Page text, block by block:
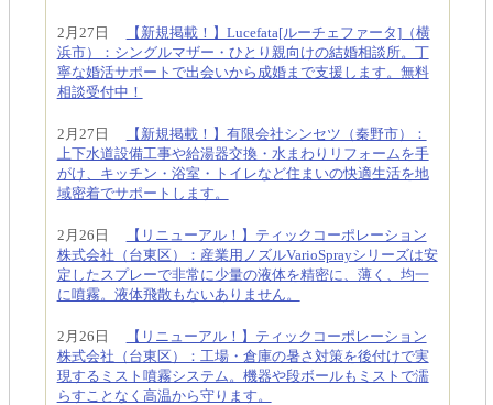
2月27日
【新規掲載！】Lucefata[ルーチェファータ]（横
浜市）：シングルマザー・ひとり親向けの結婚相談所。丁
寧な婚活サポートで出会いから成婚まで支援します。無料
相談受付中！
2月27日
【新規掲載！】有限会社シンセツ（秦野市）：
上下水道設備工事や給湯器交換・水まわりリフォームを手
がけ、キッチン・浴室・トイレなど住まいの快適生活を地
域密着でサポートします。
2月26日
【リニューアル！】ティックコーポレーション
株式会社（台東区）：産業用ノズルVarioSprayシリーズは安
定したスプレーで非常に少量の液体を精密に、薄く、均一
に噴霧。液体飛散もないありません。
2月26日
【リニューアル！】ティックコーポレーション
株式会社（台東区）：工場・倉庫の暑さ対策を後付けで実
現するミスト噴霧システム。機器や段ボールもミストで濡
らすことなく高温から守ります。